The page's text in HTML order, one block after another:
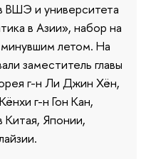
ВШЭ и университета
в Азии», набор на
летом. На
заместитель главы
г-н Ли Джин Хён,
г-н Гон Кан,
Китая, Японии,